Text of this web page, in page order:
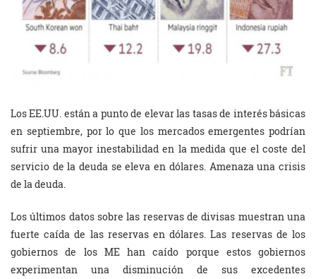
Los EE.UU. están a punto de elevar las tasas de interés básicas
en septiembre, por lo que los mercados emergentes podrían
sufrir una mayor inestabilidad en la medida que el coste del
servicio de la deuda se eleva en dólares. Amenaza una crisis
de la deuda.
Los últimos datos sobre las reservas de divisas muestran una
fuerte caída de las reservas en dólares. Las reservas de los
gobiernos de los ME han caído porque estos gobiernos
experimentan una disminución de sus excedentes